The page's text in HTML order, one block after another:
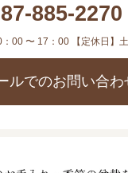
885-2270
：00 〜 17：00 【定休日】
ルでのお問い合わ